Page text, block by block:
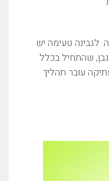
לגבינה טעימה יש
שהתחיל בכלל
עובר תהליך